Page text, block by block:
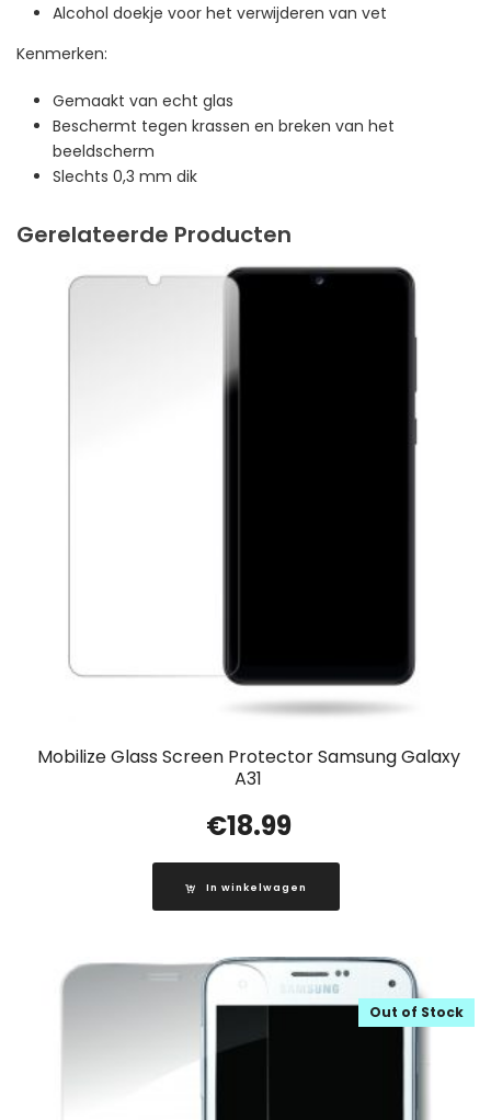
Alcohol doekje voor het verwijderen van vet
Kenmerken:
Gemaakt van echt glas
Beschermt tegen krassen en breken van het
beeldscherm
Slechts 0,3 mm dik
Gerelateerde Producten
Mobilize Glass Screen Protector Samsung Galaxy
A31
€18.99
In winkelwagen
Out of Stock